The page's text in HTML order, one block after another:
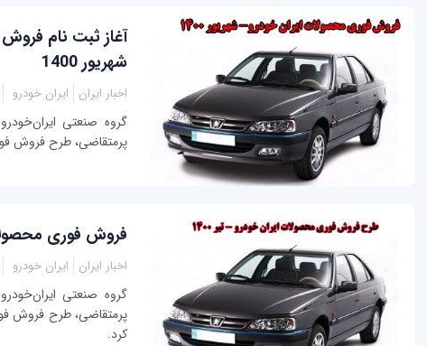
آغاز ثبت نام
شهریور 1400
اخبار ایران ایران خودرو
گروه صنعتی
پرمتقاضی، طرح فروش
فروش فوری محصولات
اخبار ایران ایران خودرو
گروه صنعتی
پرمتقاضی، طرح فروش
کرد.